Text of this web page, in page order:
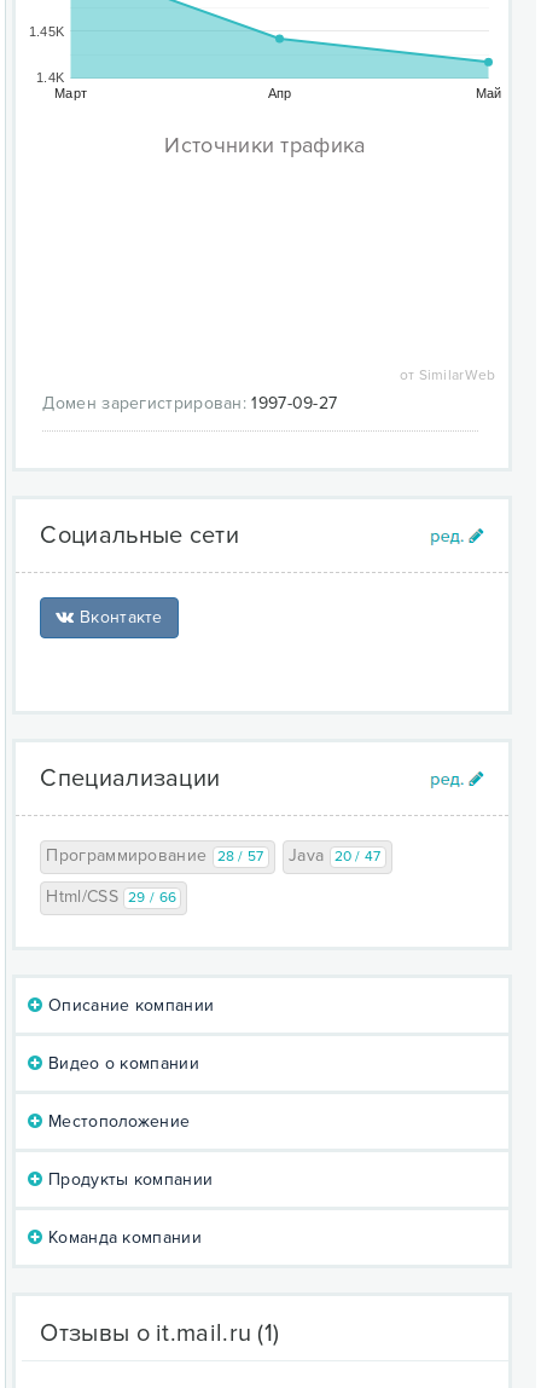
Март Апр Май
1.4K
1.45K
Источники трафика
от SimilarWeb
Домен зарегистрирован: 1997-09-27
Социальные сети
Вконтакте
Специализации
Программирование 28 / 57 Java 20 / 47
Html/CSS 29 / 66
Описание компании
Видео о компании
Местоположение
Продукты компании
Команда компании
Отзывы о it.mail.ru (1)